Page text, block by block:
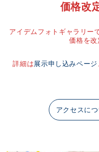
価格改
アイデムフォトギャラリー
価格を改
詳細は展示申し込みページ
アクセスに